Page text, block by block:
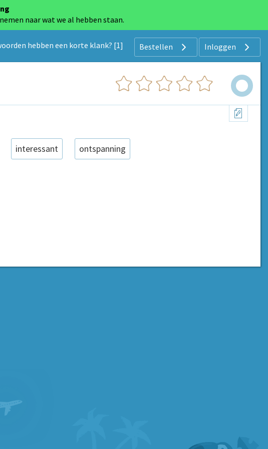
naar wat we al hebben staan.
hebben een korte klank? [1] Bestellen Inloggen
interessant ontspanning